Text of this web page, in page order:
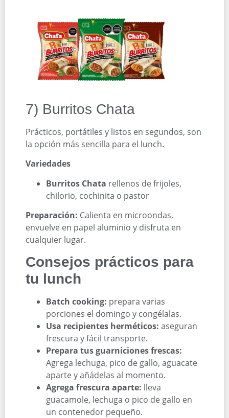
7) Burritos Chata
Prácticos, portátiles y listos en segundos, son
la opción más sencilla para el lunch.
Variedades
Burritos Chata rellenos de frijoles,
chilorio, cochinita o pastor
Preparación: Calienta en microondas,
envuelve en papel aluminio y disfruta en
cualquier lugar.
Consejos prácticos para
tu lunch
Batch cooking: prepara varias
porciones el domingo y congélalas.
Usa recipientes herméticos: aseguran
frescura y fácil transporte.
Prepara tus guarniciones frescas:
Agrega lechuga, pico de gallo, aguacate
aparte y añádelas al momento.
Agrega frescura aparte: lleva
guacamole, lechuga o pico de gallo en
un contenedor pequeño.